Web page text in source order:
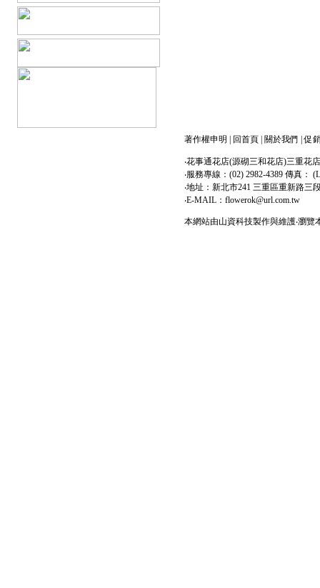
著作權申明 回首頁 關於我們 |促
‧花事通花店(源砌三和花店)三重花
‧服務專線：(02) 2982-4389 傳真：
‧地址：新北市241 三重區重新路三
‧E-MAIL：flowerok@url.com.tw
本網站由山資科技製作與維護‧瀏覽